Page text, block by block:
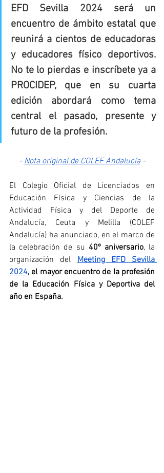
EFD Sevilla 2024 será un
encuentro de ámbito estatal que
reunirá a cientos de educadoras
y educadores físico deportivos.
No te lo pierdas e inscríbete ya a
PROCIDEP, que en su cuarta
edición abordará como tema
central el pasado, presente y
futuro de la profesión.
- Nota original de COLEF Andalucía -
El Colegio Oficial de Licenciados en
Educación Física y Ciencias de la
Actividad Física y del Deporte de
Andalucía, Ceuta y Melilla (COLEF
Andalucía) ha anunciado, en el marco de
la celebración de su 40º aniversario, la
organización del
Meeting EFD Sevilla
2024, el mayor encuentro de la profesión
de la Educación Física y Deportiva del
año en España.